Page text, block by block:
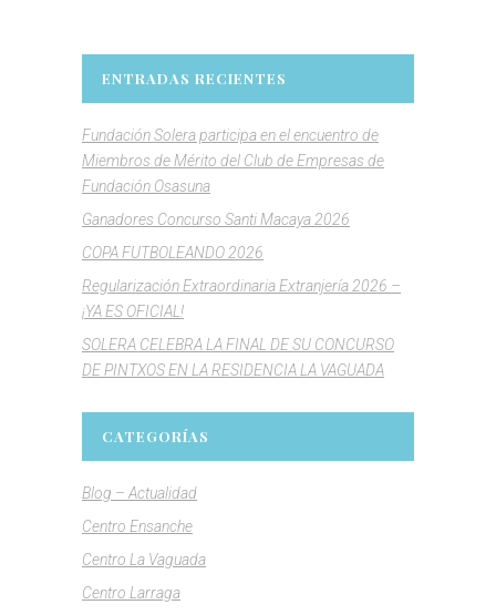
ENTRADAS RECIENTES
Fundación Solera participa en el encuentro de
Miembros de Mérito del Club de Empresas de
Fundación Osasuna
Ganadores Concurso Santi Macaya 2026
COPA FUTBOLEANDO 2026
Regularización Extraordinaria Extranjería 2026 –
¡YA ES OFICIAL!
SOLERA CELEBRA LA FINAL DE SU CONCURSO
DE PINTXOS EN LA RESIDENCIA LA VAGUADA
CATEGORÍAS
Blog – Actualidad
Centro Ensanche
Centro La Vaguada
Centro Larraga